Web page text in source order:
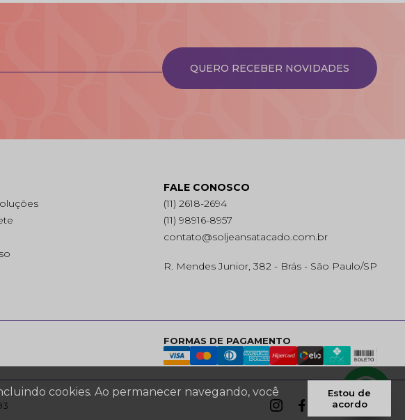
QUERO RECEBER NOVIDADES
FALE CONOSCO
(11) 2618-2694
(11) 98916-8957
contato@soljeansatacado.com.br
R. Mendes Junior, 382 - Brás - São Paulo/SP
FORMAS DE PAGAMENTO
cookies. Ao permanecer navegando, você
Estou de
acordo